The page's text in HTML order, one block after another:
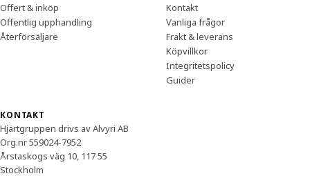
Offert & inköp
Offentlig upphandling
Återförsäljare
Kontakt
Vanliga frågor
Frakt & leverans
Köpvillkor
Integritetspolicy
Guider
KONTAKT
Hjärtgruppen drivs av Alvyri AB
Org.nr 559024-7952
Årstaskogs väg 10, 117 55
Stockholm